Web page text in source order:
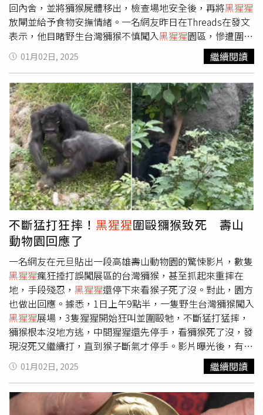
央廚房特別為動物們設計了充滿年味的美味驚喜，首次以青
豆、紅棗等天然食材加入米糕製作，為動物的年菜健康把
關，同時也豐富了食材。在目前動物園的食譜中，「豆類」
是相對少用的食材，然而豆類所含的植物性蛋白質對於許多
植食性及雜食性動物來說，是除了肉、蛋、蟲以外的蛋白質
來源。園內的臺灣動物區的獼猴、非洲動物區的狐猴、狒
狒，看到保育員拿來的米糕，很快就一掃而空。大家過年期
間來到動物園參觀的時候，不妨觀察看看動物們正在享用哪
道菜！動物園的中央廚房透過季節食材與提供比例、方式的
變化，為動物們更換當季的「時令蔬果」與我們一起歡度節
慶，在顧及營養需求之外也讓動物們展現更自然的行為，提
升動物福利為動物的幸福生活努力。動物園營養師也再次提
醒大家，來園遊玩請勿餵食動物，以免影響動物們的健康。
回內舍，並將獼猴屍體移出，檢查場地安全後，再將黑猩猩
放閘並給予食物安撫情緒。一名網友昨日在Threads在發文
表示，他目睹野生台灣獼猴不慎闖入黑猩猩園區，慘遭圍毆
致死，獼猴在闖入前還搶奪他手上的袋子，沒想到下一秒就
發生此事，原PO還表示，「後面
似乎有做出確認台
灣獼猴是否有死亡的動作，隨之發現台灣獼猴還未死就繼續
攻擊。」根據網友拍下的畫面顯示，1隻體型瘦小的台灣獼
猴，遭到3隻黑猩猩包圍，其中2隻出拳狂揍沒有停下來，還
狠甩獼猴身體，小獼猴趁隙欲逃跑，但仍被一把抓住繼續挨
揍，過程中發出淒厲的叫聲，直到獼猴死亡黑猩猩才停手。
園方證實此事，說明事件發生於1日上午約9時30分，一隻
台灣獼猴誤入黑猩猩展場，因 黑猩猩具有領域性及群體打獵
的天性本能，該隻獼猴不幸遭黑猩猩群體攻擊而死亡。園方
提到，保育員在當下立刻將黑猩猩以食物引誘收入內舍，並
將獼猴屍體帶走。經人員檢視展場無異狀後，將黑猩猩重新
放出，並投餵食物安撫，後續觀察猩猩並無出現激烈暴躁行
為。對此網友表示，「要怎麼做才能給中山大學的猴子們看
這部影片」、「黑猩猩
子，會有這種反應很正常」、「就說沒出新手村不要打魔
王」、「這悟空想單吃凱薩，殊不知自己被凱薩吃掉」、
「猩猩跟猴子都好可怕，放個人類進去應該也會被敲成肉醬
吧。」
01月02日, 2025 繼續閱讀
不斷猛打狂摔！ 黑猩猩圍毆獼猴致死 壽山
動物園回應了
一名網友在元旦貼出一段高雄壽山動物園的驚悚影片，數隻
黑猩猩瘋狂捶打誤闖展區的台灣獼猴，甚至抓起來重摔在
地，手段殘忍， 黑猩猩還停下來看猴子死了沒。對此，園方
也做出回應。據悉，1日上午9點半，一隻野生台灣獼猴闖入
黑猩猩展場，3隻猩猩開始狂叫並圍毆牠，不斷猛打猛摔，
獼猴根本沒地方逃，中間猩猩還先停手，看獼猴死了沒，發
現沒死又繼續打，直到猴子斷氣才停手。影片曝光後，有些
網友開玩的說，「人類不能做的，猩猩幫你完成了」、「我
看不爽台灣獼猴很久了，看到這個莫名愉悅」、「要怎麼做
才能給中山大學的猴子們看這部影片」。也有人批，「雖是
自然法則，但留言說好笑有趣很爽的人，不懂一個生命在眼
01月02日, 2025 繼續閱讀